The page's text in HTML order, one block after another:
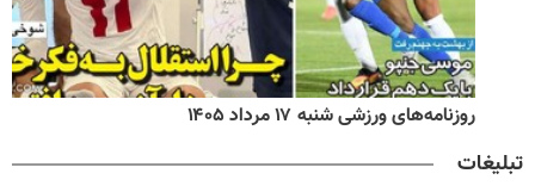
روزنامه‌های ورزشی شنبه ۱۷ مرداد ۱۴۰۵
تبلیغات